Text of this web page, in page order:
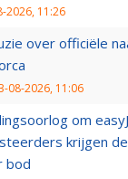
2026, 11:26
over officiële
08-2026, 11:06
om
krijgen
bod